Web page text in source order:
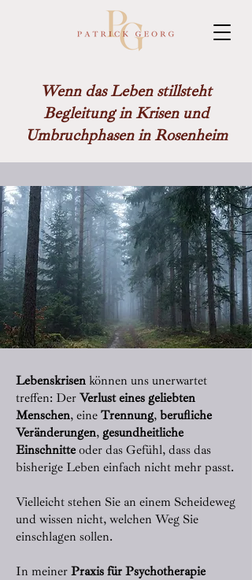
Wenn das Leben stillsteht
Begleitung in Krisen und
Umbruchphasen in Rosenheim
Lebenskrisen können uns unerwartet
treffen: Der Verlust eines geliebten
Menschen, eine Trennung, berufliche
Veränderungen, gesundheitliche
Einschnitte oder das Gefühl, dass das
bisherige Leben einfach nicht mehr passt.
Vielleicht stehen Sie an einem Scheideweg
und wissen nicht, welchen Weg Sie
einschlagen sollen.
In meiner Praxis für Psychotherapie